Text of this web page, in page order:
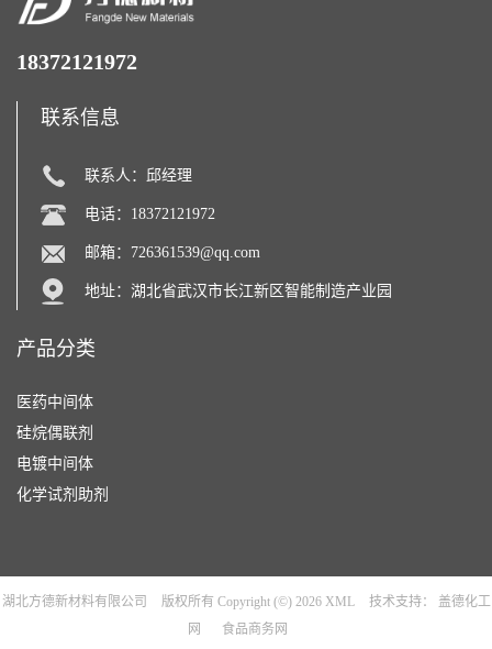
18372121972
联系信息
联系人：邱经理
电话：18372121972
邮箱： 726361539@qq.com
地址：湖北省武汉市长江新区智能制造产业园
产品分类
医药中间体
硅烷偶联剂
电镀中间体
化学试剂助剂
湖北方德新材料有限公司 版权所有 Copyright (©) 2026 XML 技术支持：
盖德化工
网
食品商务网